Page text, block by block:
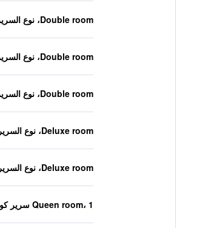
Double room، نوع السرير غير معروف
Double room، نوع السرير غير معروف
Double room، نوع السرير غير معروف
Deluxe room، نوع السرير غير معروف
Deluxe room، نوع السرير غير معروف
Queen room، 1 سرير كوين